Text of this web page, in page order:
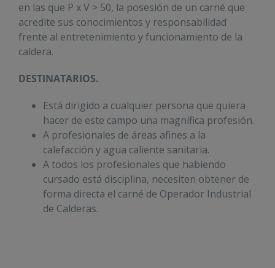
en las que P x V > 50, la posesión de un carné que
acredite sus conocimientos y responsabilidad
frente al entretenimiento y funcionamiento de la
caldera.
DESTINATARIOS.
Está dirigido a cualquier persona que quiera
hacer de este campo una magnífica profesión.
A profesionales de áreas afines a la
calefacción y agua caliente sanitaria.
A todos los profesionales que habiendo
cursado está disciplina, necesiten obtener de
forma directa el carné de Operador Industrial
de Calderas.